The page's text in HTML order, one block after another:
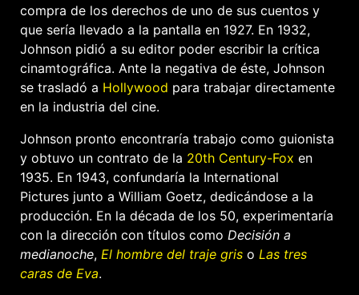
compra de los derechos de uno de sus cuentos y
que sería llevado a la pantalla en 1927. En 1932,
Johnson pidió a su editor poder escribir la crítica
cinamtográfica. Ante la negativa de éste, Johnson
se trasladó a Hollywood para trabajar directamente
en la industria del cine.
Johnson pronto encontraría trabajo como guionista
y obtuvo un contrato de la 20th Century-Fox en
1935. En 1943, confundaría la International
Pictures junto a William Goetz, dedicándose a la
producción. En la década de los 50, experimentaría
con la dirección con títulos como Decisión a
medianoche, El hombre del traje gris o Las tres
caras de Eva.